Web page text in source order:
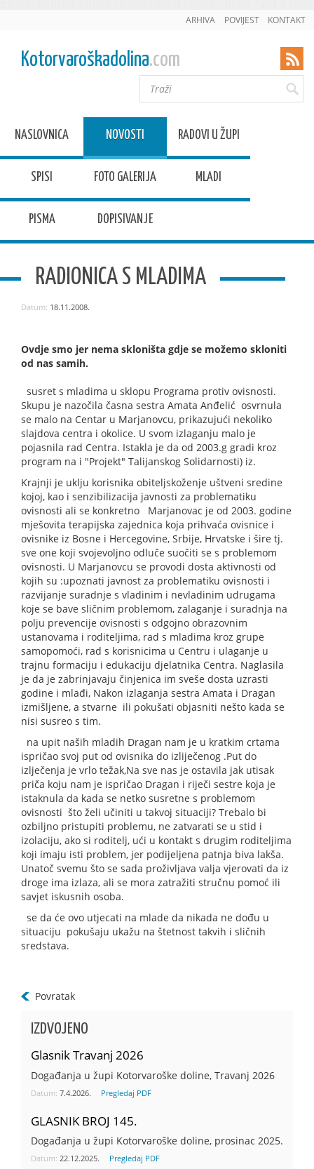
ARHIVA POVIJEST KONTAKT
Kotorvaroškadolina.com
NASLOVNICA NOVOSTI RADOVI U ŽUPI
SPISI FOTO GALERIJA MLADI
PISMA DOPISIVANJE
RADIONICA S MLADIMA
Datum: 18.11.2008.
Ovdje smo jer nema skloništa gdje se možemo skloniti
od nas samih.
susret s mladima u sklopu Programa protiv ovisnosti.
Skupu je nazočila časna sestra Amata Anđelić osvrnula
se malo na Centar u Marjanovcu, prikazujući nekoliko
slajdova centra i okolice. U svom izlaganju malo je
pojasnila rad Centra. Istakla je da od 2003.g gradi kroz
program na i "Projekt" Talijanskog Solidarnosti) iz.
Krajnji je uklju korisnika obiteljskoženje uštveni sredine
kojoj, kao i senzibilizacija javnosti za problematiku
ovisnosti ali se konkretno
Marjanovac je od 2003. godine
mješovita terapijska zajednica koja prihvaća ovisnice i
ovisnike iz Bosne i Hercegovine, Srbije, Hrvatske i šire tj.
sve one koji svojevoljno odluče suočiti se s problemom
ovisnosti. U Marjanovcu se provodi dosta aktivnosti od
kojih su :upoznati javnost za problematiku ovisnosti i
razvijanje suradnje s vladinim i nevladinim udrugama
koje se bave sličnim problemom, zalaganje i suradnja na
polju prevencije ovisnosti s odgojno obrazovnim
ustanovama i roditeljima, rad s mladima kroz grupe
samopomoći, rad s korisnicima u Centru i ulaganje u
trajnu formaciju i edukaciju djelatnika Centra. Naglasila
je da je zabrinjavaju činjenica im sveše dosta uzrasti
godine i mlađi, Nakon izlaganja sestra Amata i Dragan
izmišljene, a stvarne ili pokušati objasniti nešto kada se
nisi susreo s tim.
na upit naših mladih Dragan nam je u kratkim crtama
ispričao svoj put od ovisnika do izliječenog .Put do
izlječenja je vrlo težak,Na sve nas je ostavila jak utisak
priča koju nam je ispričao Dragan i riječi sestre koja je
istaknula da kada se netko susretne s problemom
ovisnosti što želi učiniti u takvoj situaciji? Trebalo bi
ozbiljno pristupiti problemu, ne zatvarati se u stid i
izolaciju, ako si roditelj, ući u kontakt s drugim roditeljima
koji imaju isti problem, jer podijeljena patnja biva lakša.
Unatoč svemu što se sada proživljava valja vjerovati da iz
droge ima izlaza, ali se mora zatražiti stručnu pomoć ili
savjet iskusnih osoba.
se da će ovo utjecati na mlade da nikada ne dođu u
situaciju pokušaju ukažu na štetnost takvih i sličnih
sredstava.
Povratak
IZDVOJENO
Glasnik Travanj 2026
Događanja u župi Kotorvaroške doline, Travanj 2026
Datum: 7.4.2026. Pregledaj PDF
GLASNIK BROJ 145.
Događanja u župi Kotorvaroške doline, prosinac 2025.
Datum: 22.12.2025. Pregledaj PDF